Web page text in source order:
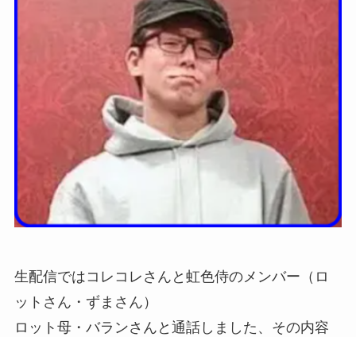
生配信ではコレコレさんと虹色侍のメンバー（ロ
ットさん・ずまさん）
ロット母・バランさんと通話しました、その内容